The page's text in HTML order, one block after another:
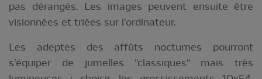
pas dérangés. Les images peuvent ensuite être
visionnées et triées sur l'ordinateur.
Les adeptes des affûts nocturnes pourront
s'équiper de jumelles "classiques" mais très